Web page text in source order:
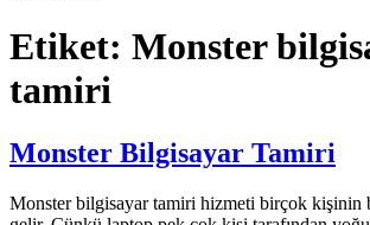
Etiket: Monster
tamiri
Monster Bilgisayar Tamiri
Monster bilgisayar tamiri hizmeti birçok kişinin